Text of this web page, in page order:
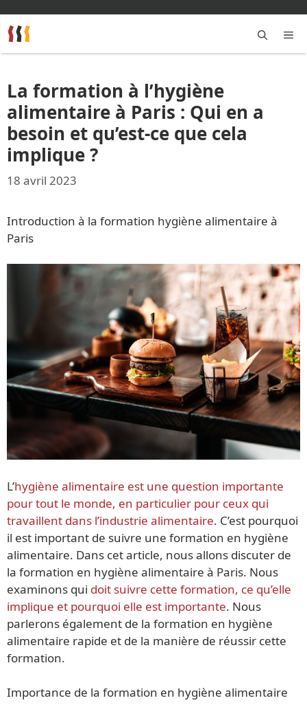
au
contenu
La formation à l’hygiène
alimentaire à Paris : Qui en a
besoin et qu’est-ce que cela
implique ?
18 avril 2023
Introduction à la formation hygiène alimentaire à
Paris
L’hygiène alimentaire est une question importante
pour tout le monde, en particulier pour ceux qui
travaillent dans l’industrie alimentaire. C’est pourquoi
il est important de suivre une formation en hygiène
alimentaire. Dans cet article, nous allons discuter de
la formation en hygiène alimentaire à Paris. Nous
examinons qui doit suivre cette formation, ce qu’elle
implique et pourquoi elle est importante. Nous
parlerons également de la formation en hygiène
alimentaire rapide et de la manière de réussir cette
formation.
Importance de la formation en hygiène alimentaire